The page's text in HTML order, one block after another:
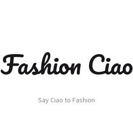
Fashion Ciao
Say Ciao to Fashion